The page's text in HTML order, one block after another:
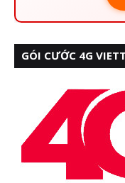
GÓI CƯỚC 4G